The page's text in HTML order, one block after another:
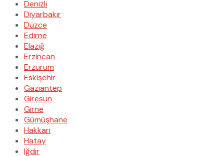
Denizli
Diyarbakır
Düzce
Edirne
Elazığ
Erzincan
Erzurum
Eskişehir
Gaziantep
Giresun
Girne
Gümüşhane
Hakkari
Hatay
Iğdır